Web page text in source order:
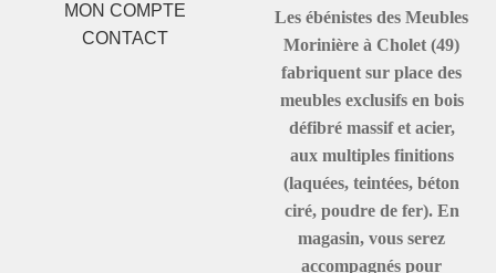
MON COMPTE
CONTACT
Les ébénistes des Meubles
Morinière à Cholet (49)
fabriquent sur place des
meubles exclusifs en bois
défibré massif et acier,
aux multiples finitions
(laquées, teintées, béton
ciré, poudre de fer). En
magasin, vous serez
accompagnés pour